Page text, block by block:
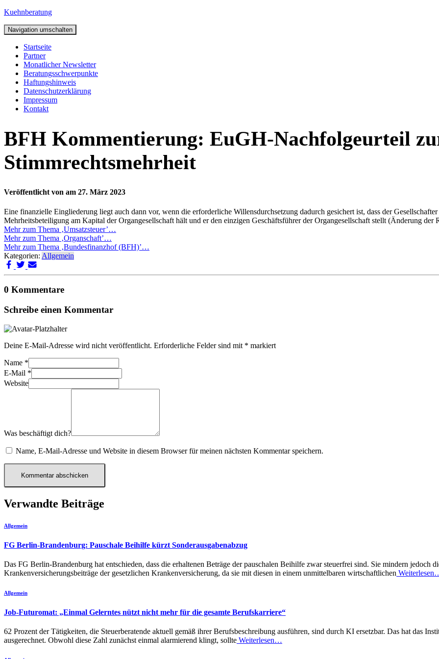
Kuehnberatung
Navigation umschalten
Startseite
Partner
Monatlicher Newsletter
Beratungsschwerpunkte
Haftungshinweis
Datenschutzerklärung
Impressum
Kontakt
BFH Kommentierung: EuGH-Nachfolgeurteil
Stimmrechtsmehrheit
Veröffentlicht von am 27. März 2023
Eine finanzielle Eingliederung liegt auch dann vor, wenn die erforderliche Willensdurchsetzung dadurch gesichert ist, dass der
Mehrheitsbeteiligung am Kapital der Organgesellschaft hält und er den einzigen Geschäftsführer der Organgesellschaft stellt (Änderung der
Mehr zum Thema ‚Umsatzsteuer’…
Mehr zum Thema ‚Organschaft’…
Mehr zum Thema ‚Bundesfinanzhof (BFH)’…
Kategorien: Allgemein
0 Kommentare
Schreibe einen Kommentar
Deine E-Mail-Adresse wird nicht veröffentlicht. Erforderliche Felder sind mit * markiert
Name *
E-Mail *
Website
Was beschäftigt dich?
Name, E-Mail-Adresse und Website in diesem Browser für meinen nächsten Kommentar speichern.
Verwandte Beiträge
Allgemein
FG Berlin-Brandenburg: Pauschale Beihilfe kürzt Sonderausgabenabzug
Das FG Berlin-Brandenburg hat entschieden, dass die erhaltenen Beträge der pauschalen Beihilfe zwar steuerfrei sind. Sie mindern jedoch
Krankenversicherungsbeiträge der gesetzlichen Krankenversicherung, da sie mit diesen in einem unmittelbaren wirtschaftlichen
Allgemein
Job-Futuromat: „Einmal Gelerntes nützt nicht mehr für die gesamte Berufskarriere“
62 Prozent der Tätigkeiten, die Steuerberatende aktuell gemäß ihrer Berufsbeschreibung ausführen, sind durch KI ersetzbar. Das hat das
ausgerechnet. Obwohl diese Zahl zunächst einmal alarmierend klingt, sollte Weiterlesen…